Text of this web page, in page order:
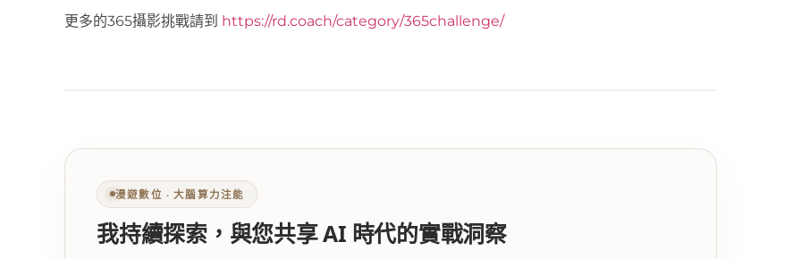
更多的365攝影挑戰請到 https://rd.coach/category/365challenge/
漫遊數位 ‧ 大腦算力注能
我持續探索，與您共享 AI 時代的實戰洞察